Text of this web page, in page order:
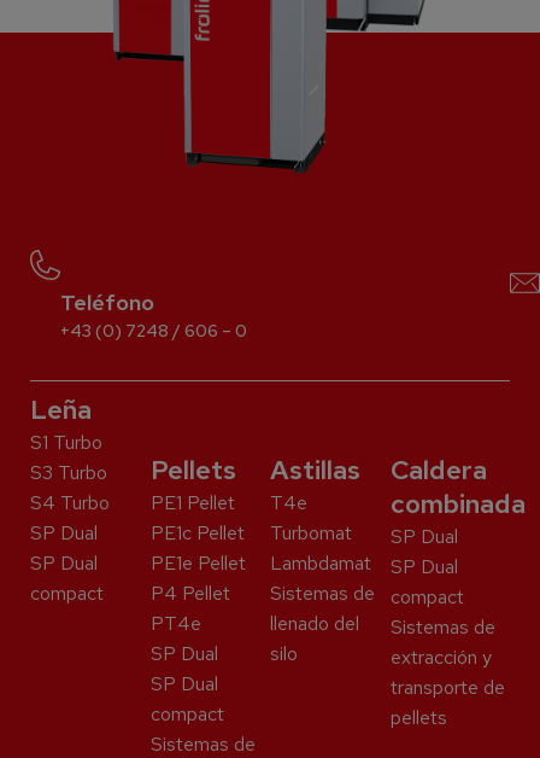
Teléfono
+43 (0) 7248 / 606 – 0
Leña
S1 Turbo
S3 Turbo
S4 Turbo
SP Dual
SP Dual
compact
Pellets
PE1 Pellet
PE1c Pellet
PE1e Pellet
P4 Pellet
PT4e
SP Dual
SP Dual
compact
Sistemas de
Astillas
T4e
Turbomat
Lambdamat
Sistemas de
llenado del
silo
Caldera
combinada
SP Dual
SP Dual
compact
Sistemas de
extracción y
transporte de
pellets